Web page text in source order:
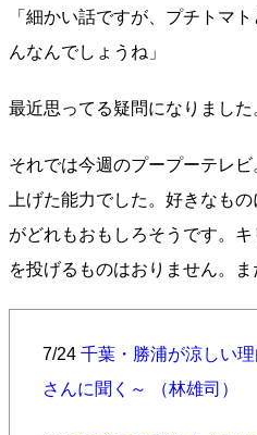
「細かい話ですが、プチトマ
んなんでしょうね」
最近思ってる疑問になりました
それでは今週のプープーテレ
上げた能力でした。好きなも
がどれもおもしろそうです。
を投げるものはおりません。ま
7/24 千葉・勝浦が涼しい
さんに聞く～ （林雄司）